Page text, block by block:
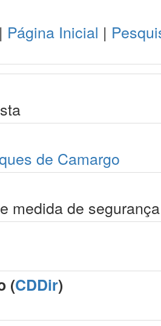
| Página Inicial |
de Camargo
medida de segurança
(CDDir)